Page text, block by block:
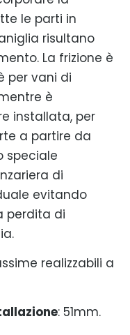
le parti in
risultano
La frizione è
per vani di
è
installata, per
a partire da
speciale
di
evitando
perdita di
realizzabili a
: 51mm.